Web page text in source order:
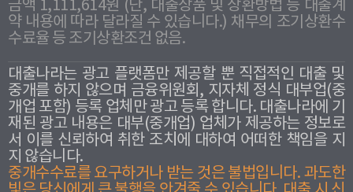
금액 1,111,614원 (단, 대출상품 및 상환방법 등 대출계
약 내용에 따라 달라질 수 있습니다.) 채무의 조기상환수
수료율 등 조기상환조건 없음.
대출나라는 광고 플랫폼만 제공할 뿐 직접적인 대출 및
중개를 하지 않으며 금융위원회, 지자체 정식 대부업(중
개업 포함) 등록 업체만 광고 등록 합니다. 대출나라에 기
재된 광고 내용은 대부(중개업) 업체가 제공하는 정보로
서 이를 신뢰하여 취한 조치에 대하여 어떠한 책임을 지
지 않습니다.
중개수수료를 요구하거나 받는 것은 불법입니다. 과도한